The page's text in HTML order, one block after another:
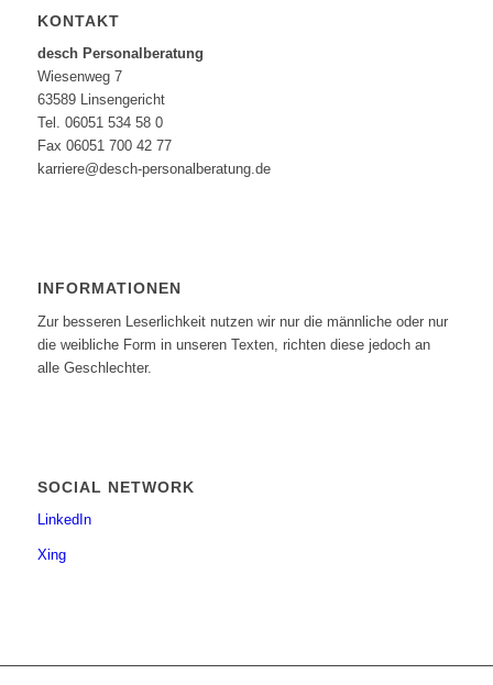
KONTAKT
desch Personalberatung
Wiesenweg 7
63589 Linsengericht
Tel. 06051 534 58 0
Fax 06051 700 42 77
karriere@desch-personalberatung.de
INFORMATIONEN
Zur besseren Leserlichkeit nutzen wir nur die männliche oder nur
die weibliche Form in unseren Texten, richten diese jedoch an
alle Geschlechter.
SOCIAL NETWORK
LinkedIn
Xing